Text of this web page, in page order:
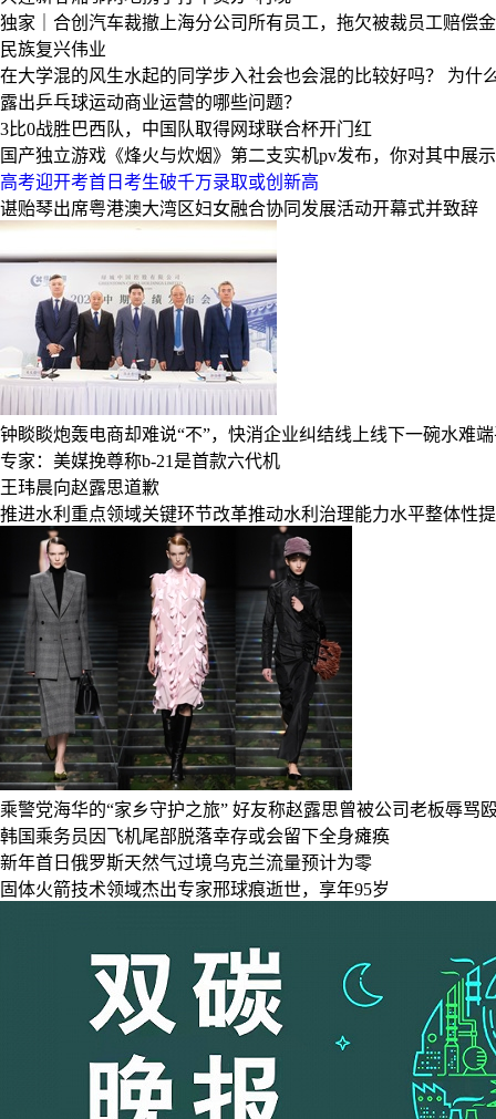
独家｜合创汽车裁撤上海分公司所有员工，拖欠被裁员工赔偿金
民族复兴伟业
在大学混的风生水起的同学步入社会也会混的比较好吗？
为什
露出乒乓球运动商业运营的哪些问题？
3比0战胜巴西队，中国队取得网球联合杯开门红
国产独立游戏《烽火与炊烟》第二支实机pv发布，你对其中展
高考迎开考首日考生破千万录取或创新高
谌贻琴出席粤港澳大湾区妇女融合协同发展活动开幕式并致辞
钟睒睒炮轰电商却难说“不”，快消企业纠结线上线下一碗水难
专家：美媒挽尊称b-21是首款六代机
王玮晨向赵露思道歉
推进水利重点领域关键环节改革推动水利治理能力水平整体性
乘警党海华的“家乡守护之旅” 好友称赵露思曾被公司老板辱骂
韩国乘务员因飞机尾部脱落幸存或会留下全身瘫痪
新年首日俄罗斯天然气过境乌克兰流量预计为零
固体火箭技术领域杰出专家邢球痕逝世，享年95岁